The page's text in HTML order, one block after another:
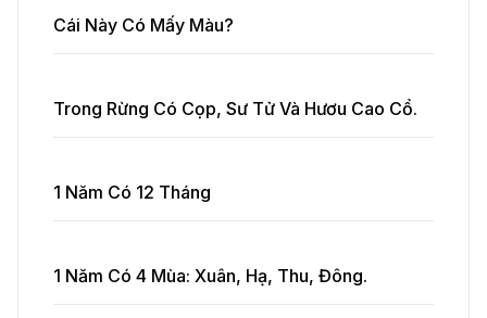
Cái Này Có Mấy Màu?
Trong Rừng Có Cọp, Sư Tử Và Hươu Cao Cổ.
1 Năm Có 12 Tháng
1 Năm Có 4 Mùa: Xuân, Hạ, Thu, Đông.